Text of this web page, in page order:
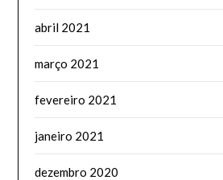
abril 2021
março 2021
fevereiro 2021
janeiro 2021
dezembro 2020